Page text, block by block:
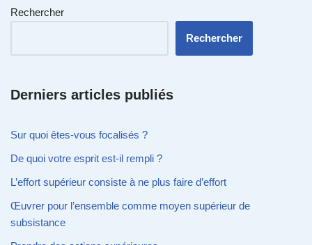
Rechercher
Rechercher
Derniers articles publiés
Sur quoi êtes-vous focalisés ?
De quoi votre esprit est-il rempli ?
L’effort supérieur consiste à ne plus faire d’effort
Œuvrer pour l’ensemble comme moyen supérieur de
subsistance